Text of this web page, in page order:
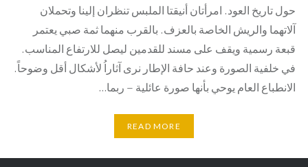
حول تاريخ العود. امرأتان أنيقتا الملبس تنظران إلينا وتحملان
آلاتهما والريش الخاصة بالعزف. بالقرب منهما ثمة صبي يعتمر
قبعة رسمية ويقف على مسند للقدمين ليصل للارتفاع المناسب.
في خلفية الصورة وعند حافة الإطار نرى آثاراُ لأشكال أقل وضوحاً.
الانطباع العام يوحي بأنها صورة عائلية – ربما…
READ MORE